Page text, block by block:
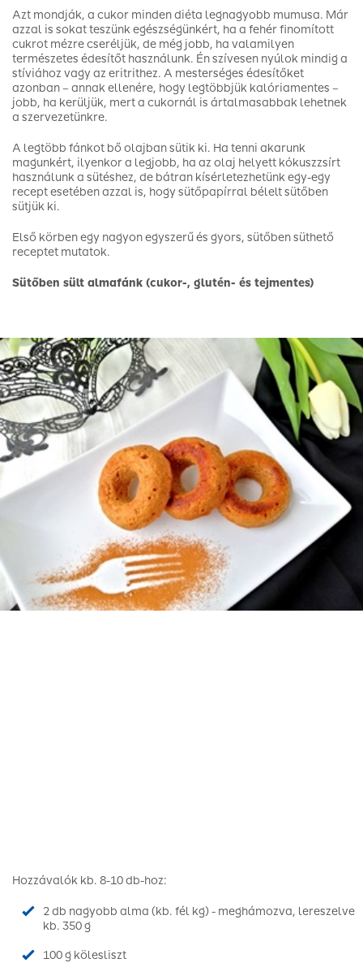
Azt mondják, a cukor minden diéta legnagyobb mumusa. Már
azzal is sokat teszünk egészségünkért, ha a fehér finomított
cukrot mézre cseréljük, de még jobb, ha valamilyen
természetes édesítőt használunk. Én szívesen nyúlok mindig a
stíviához vagy az eritrithez. A mesterséges édesítőket
azonban – annak ellenére, hogy legtöbbjük kalóriamentes –
jobb, ha kerüljük, mert a cukornál is ártalmasabbak lehetnek
a szervezetünkre.
A legtöbb fánkot bő olajban sütik ki. Ha tenni akarunk
magunkért, ilyenkor a legjobb, ha az olaj helyett kókuszzsírt
használunk a sütéshez, de bátran kísérletezhetünk egy-egy
recept esetében azzal is, hogy sütőpapírral bélelt sütőben
sütjük ki.
Első körben egy nagyon egyszerű és gyors, sütőben süthető
receptet mutatok.
Sütőben sült almafánk (cukor-, glutén- és tejmentes)
Hozzávalók kb. 8-10 db-hoz:
2 db nagyobb alma (kb. fél kg) - meghámozva, lereszelve
kb. 350 g
100 g kölesliszt